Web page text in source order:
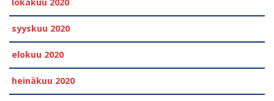
lokakuu 2020
syyskuu 2020
elokuu 2020
heinäkuu 2020